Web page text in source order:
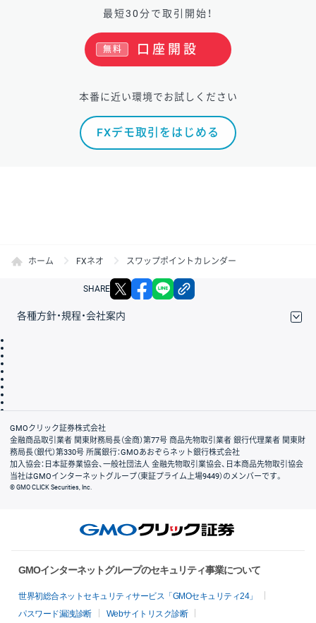
最短30分で取引開始！
口座開設
無料
本番に近い環境でお試しください
FXデモ取引をはじめる
ホーム FXネオ スワップポイントカレンダー
SHARE X facebook
各種方針・規程・会社案内
会社案内
GMOクリック証券株式会社
金融商品取引業者 関東財務局長（金商）第77号 商品先物取引業者 銀行代理業者 関東財
務局長（銀代）第330号 所属銀行：GMOあおぞらネット銀行株式会社
加入協会：日本証券業協会、一般社団法人 金融先物取引業協会、日本商品先物取引協会
当社はGMOインターネットグループ（東証プライム上場9449）のメンバーです。
© GMO CLICK Securities, Inc.
GMOインターネットグループのセキュリティ事業について
世界初総合ネットセキュリティサービス「GMOセキュリティ24」
パスワード漏洩診断
Webサイトリスク診断